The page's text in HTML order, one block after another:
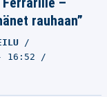
rauhaan”
16:52